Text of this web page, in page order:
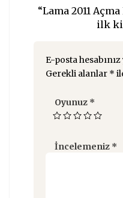
“Lama 2011
ilk
E-posta
Gerekli alanlar *
Oyunuz *
İncelemeniz *